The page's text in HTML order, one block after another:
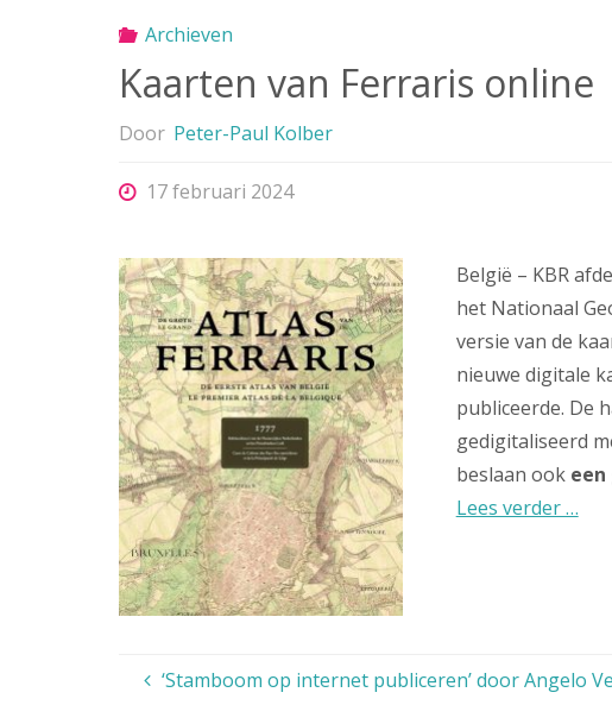
Archieven
Kaarten van Ferraris online
Door Peter-Paul Kolber
17 februari 2024
België – KBR
het Nationaal
versie van de
nieuwe digitale
publiceerde. De
gedigitaliseerd
beslaan ook
Lees verder …
‘Stamboom op internet publiceren’ door Angelo